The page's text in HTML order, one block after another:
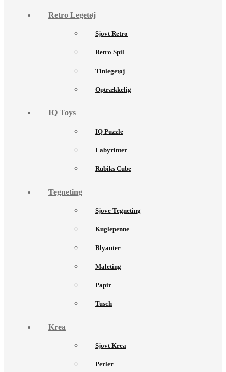
Retro Legetøj
Sjovt Retro
Retro Spil
Tinlegetøj
Optrækkelig
IQ Toys
IQ Puzzle
Labyrinter
Rubiks Cube
Tegneting
Sjove Tegneting
Kuglepenne
Blyanter
Maleting
Papir
Tusch
Krea
Sjovt Krea
Perler